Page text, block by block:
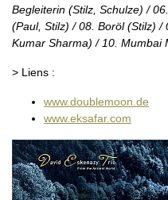
Begleiterin (Stilz, Schulze) /
(Paul, Stilz) / 08. Boröl (Stilz) /
Kumar Sharma) / 10. Mumbai
> Liens :
www.doublemoon.de
www.eksafar.com